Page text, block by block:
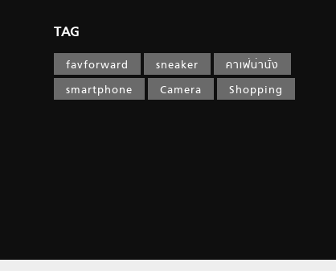
TAG
favforward sneaker
คาเฟ่น่านั่ง
smartphone
Camera Shopping